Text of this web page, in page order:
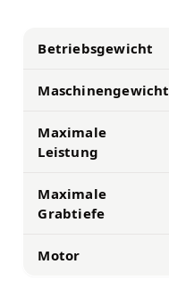
Betriebsgewicht
Maschinengewicht
Maximale
Leistung
Maximale
Grabtiefe
Motor